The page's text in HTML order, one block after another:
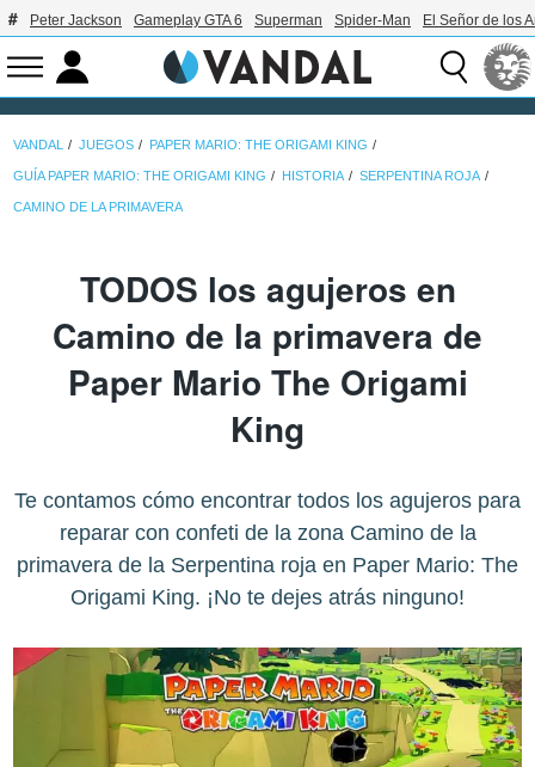
Peter Jackson Gameplay GTA 6 Superman Spider-Man El Señor de los
VANDAL JUEGOS PAPER MARIO: THE ORIGAMI KING
GUÍA PAPER MARIO: THE ORIGAMI KING HISTORIA SERPENTINA ROJA
CAMINO DE LA PRIMAVERA
TODOS los agujeros en
Camino de la primavera de
Paper Mario The Origami
King
Te contamos cómo encontrar todos los agujeros para
reparar con confeti de la zona Camino de la
primavera de la Serpentina roja en Paper Mario: The
Origami King. ¡No te dejes atrás ninguno!